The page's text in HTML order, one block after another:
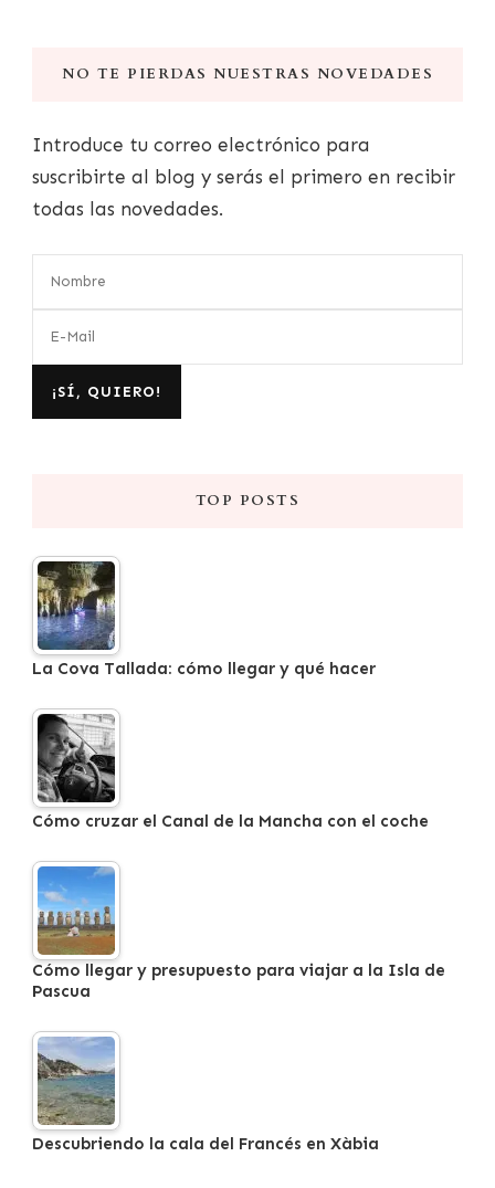
NO TE PIERDAS NUESTRAS NOVEDADES
Introduce tu correo electrónico para
suscribirte al blog y serás el primero en recibir
todas las novedades.
TOP POSTS
La Cova Tallada: cómo llegar y qué hacer
Cómo cruzar el Canal de la Mancha con el coche
Cómo llegar y presupuesto para viajar a la Isla de
Pascua
Descubriendo la cala del Francés en Xàbia